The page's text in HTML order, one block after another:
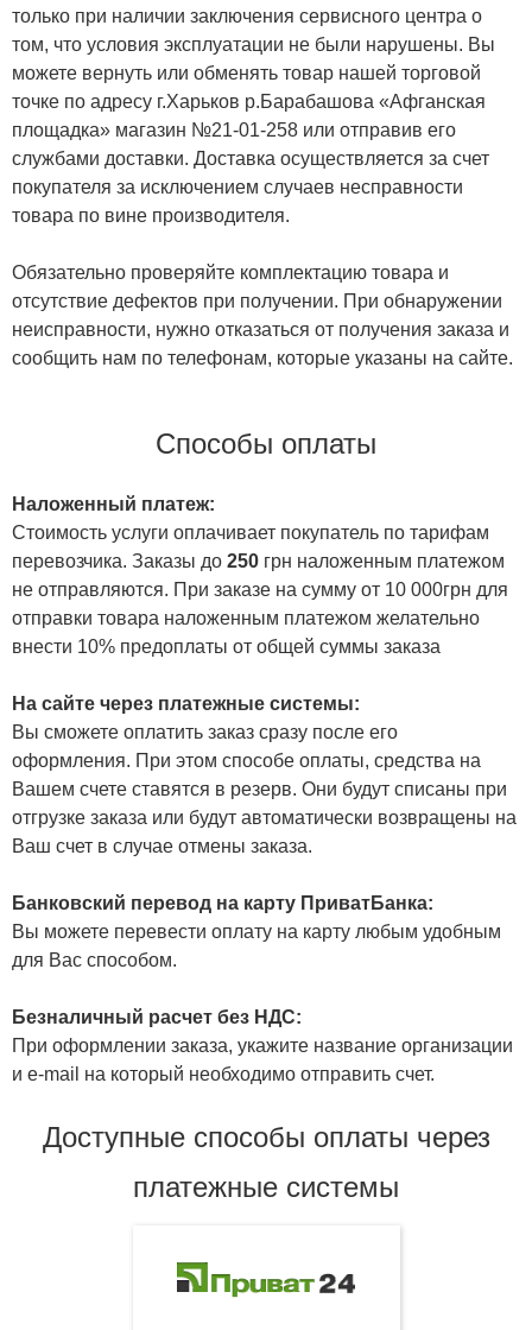
только при наличии заключения сервисного центра о
том, что условия эксплуатации не были нарушены. Вы
можете вернуть или обменять товар нашей торговой
точке по адресу г.Харьков р.Барабашова «Афганская
площадка» магазин №21-01-258 или отправив его
службами доставки. Доставка осуществляется за счет
покупателя за исключением случаев несправности
товара по вине производителя.
Обязательно проверяйте комплектацию товара и
отсутствие дефектов при получении. При обнаружении
неисправности, нужно отказаться от получения заказа и
сообщить нам по телефонам, которые указаны на сайте.
Способы оплаты
Наложенный платеж:
Стоимость услуги оплачивает покупатель по тарифам
перевозчика. Заказы до 250 грн наложенным платежом
не отправляются. При заказе на сумму от 10 000грн для
отправки товара наложенным платежом желательно
внести 10% предоплаты от общей суммы заказа
На сайте через платежные системы:
Вы сможете оплатить заказ сразу после его
оформления. При этом способе оплаты, средства на
Вашем счете ставятся в резерв. Они будут списаны при
отгрузке заказа или будут автоматически возвращены на
Ваш счет в случае отмены заказа.
Банковский перевод на карту ПриватБанка:
Вы можете перевести оплату на карту любым удобным
для Вас способом.
Безналичный расчет без НДС:
При оформлении заказа, укажите название организации
и e-mail на который необходимо отправить счет.
Доступные способы оплаты через
платежные системы